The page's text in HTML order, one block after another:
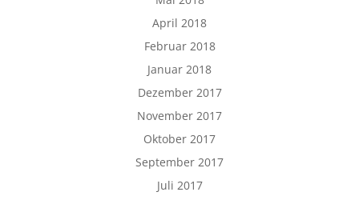
April 2018
Februar 2018
Januar 2018
Dezember 2017
November 2017
Oktober 2017
September 2017
Juli 2017